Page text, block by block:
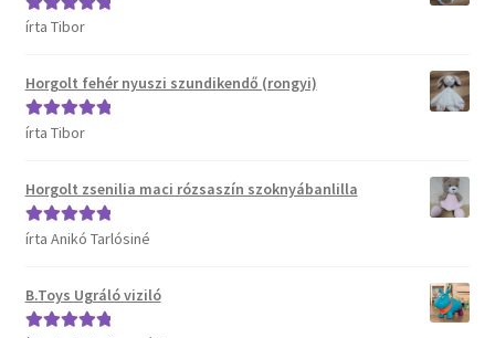
Értékelés:
írta Tibor
Horgolt fehér nyuszi szundikendő (rongyi)
Értékelés:
írta Tibor
Horgolt zsenilia maci rózsaszín szoknyábanlilla
Értékelés:5/
írta Anikó Tarlósiné
B.Toys Ugráló viziló